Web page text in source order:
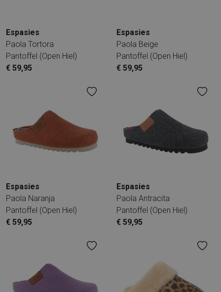
Espasies
Paola Tortora
Pantoffel (open Hiel)
€ 59,95
Espasies
Paola Beige
Pantoffel (open Hiel)
€ 59,95
Espasies
Paola Naranja
Pantoffel (open Hiel)
€ 59,95
Espasies
Paola Antracita
Pantoffel (open Hiel)
€ 59,95